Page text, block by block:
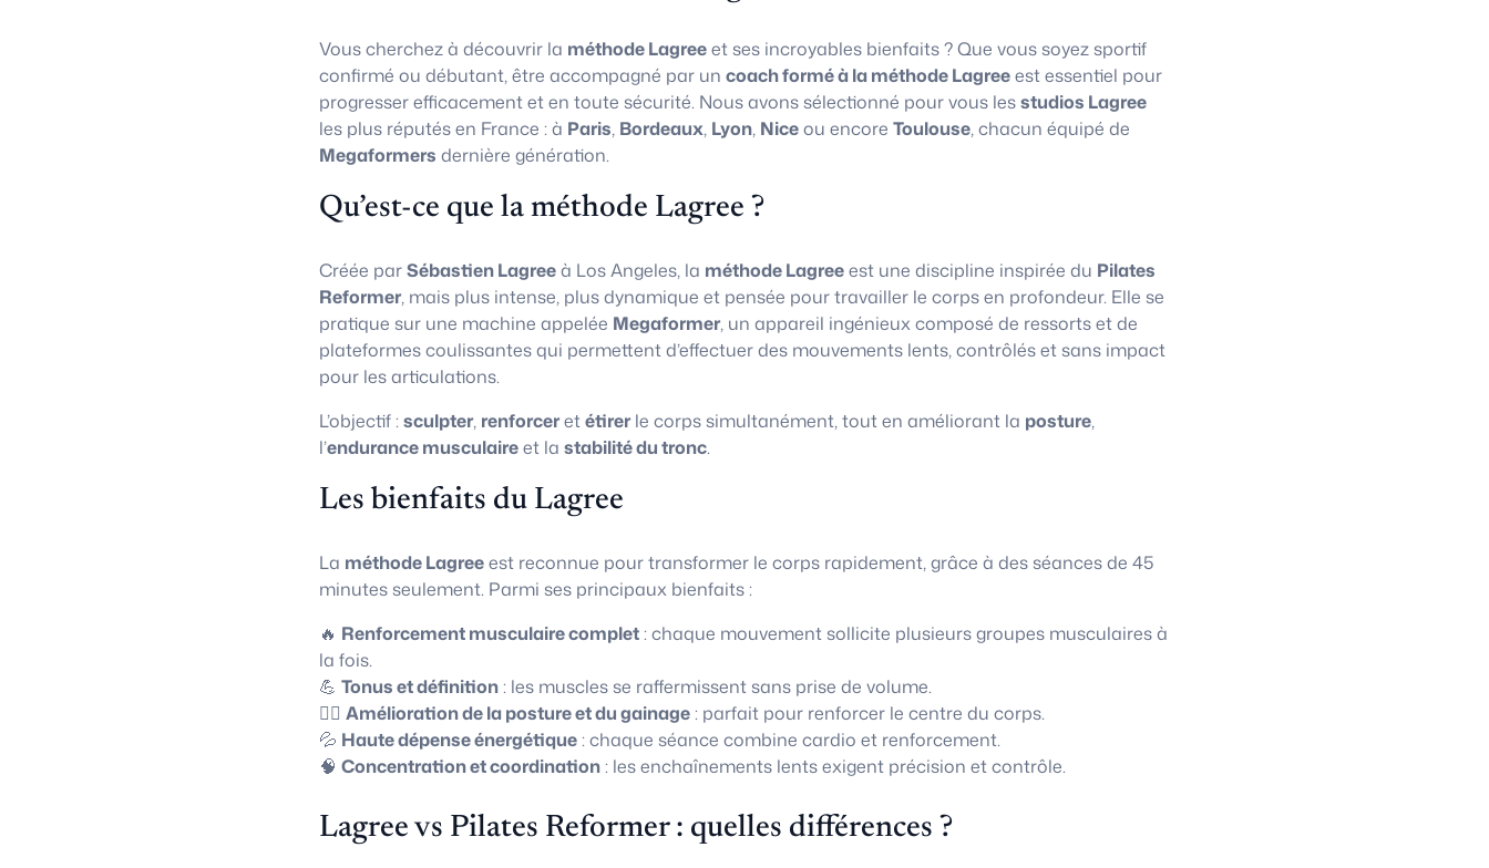
Vous cherchez à découvrir la méthode Lagreeet ses incroyables bienfaits ? Que vous soyez sportif
confirmé ou débutant, être accompagné par un coach formé à la méthode Lagreeest essentiel pour
progresser efficacement et en toute sécurité. Nous avons sélectionné pour vous lesstudios Lagree
les plus réputés en France : à Paris, Bordeaux, Lyon, Niceou encore Toulouse, chacun équipé de
Megaformers dernière génération.
Qu’est-ce que la méthode Lagree ?
Créée parSébastien Lagreeà Los Angeles, la méthode Lagreeest une discipline inspirée du Pilates
Reformer, mais plus intense, plus dynamique et pensée pour travailler le corps en profondeur. Elle se
pratique sur une machine appelée Megaformer, un appareil ingénieux composé de ressorts et de
plateformes coulissantes qui permettent d’effectuer des mouvements lents, contrôlés et sans impact
pour les articulations.
L’objectif :sculpter, renforceretétirerle corps simultanément, tout en améliorant la posture,
l’endurance musculaireet la stabilité du tronc.
Les bienfaits du Lagree
La méthode Lagreeest reconnue pour transformer le corps rapidement, grâce à des séances de 45
minutes seulement. Parmi ses principaux bienfaits :
🔥 Renforcement musculaire complet: chaque mouvement sollicite plusieurs groupes musculaires à
la fois.
💪 Tonus et définition: les muscles se raffermissent sans prise de volume.
🧘‍♀️ Amélioration de la posture et du gainage: parfait pour renforcer le centre du corps.
💦 Haute dépense énergétique: chaque séance combine cardio et renforcement.
🧠 Concentration et coordination: les enchaînements lents exigent précision et contrôle.
Lagree vs Pilates Reformer : quelles différences ?